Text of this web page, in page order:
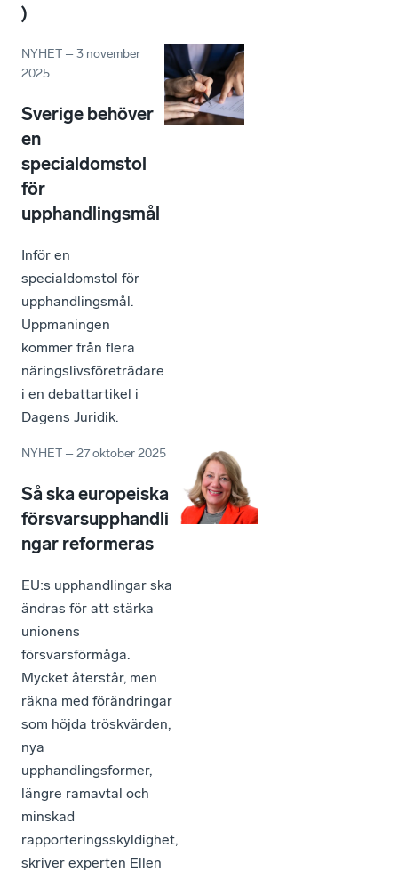
)
NYHET –3 november
2025
Sverige behöver
en
specialdomstol
för
upphandlingsmål
Inför en
specialdomstol för
upphandlingsmål.
Uppmaningen
kommer från flera
näringslivsföreträdare
i en debattartikel i
Dagens Juridik.
NYHET –27 oktober 2025
Så ska europeiska
försvarsupphandli
ngar reformeras
EU:s upphandlingar ska
ändras för att stärka
unionens
försvarsförmåga.
Mycket återstår, men
räkna med förändringar
som höjda tröskvärden,
nya
upphandlingsformer,
längre ramavtal och
minskad
rapporteringsskyldighet,
skriver experten Ellen